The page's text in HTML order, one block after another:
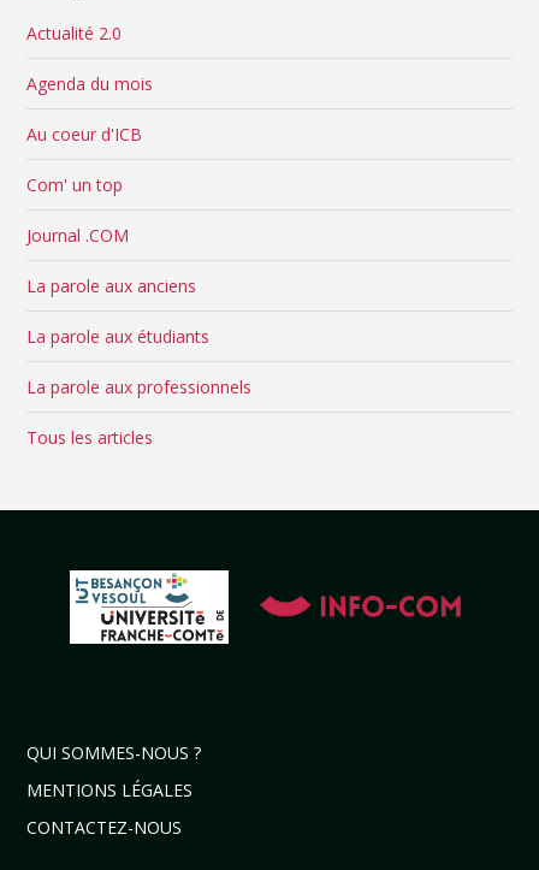
Actualité 2.0
Agenda du mois
Au coeur d'ICB
Com' un top
Journal .COM
La parole aux anciens
La parole aux étudiants
La parole aux professionnels
Tous les articles
QUI SOMMES-NOUS ?
MENTIONS LÉGALES
CONTACTEZ-NOUS